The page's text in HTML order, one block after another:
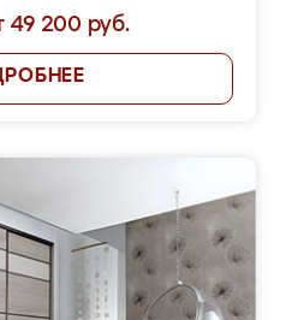
49 200 руб.